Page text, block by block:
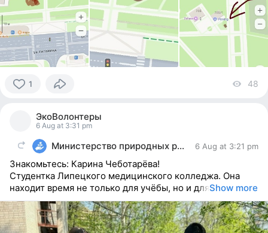
1 48
ЭкоВолонтеры
6 Aug at 3:31 pm
Министерство природных ресурсов и экологии 6 Aug at 3:21 pm
Знакомьтесь: Карина Чеботарёва!
Студентка Липецкого медицинского колледжа. Она
находит время не только для учёбы, но и дляShow more